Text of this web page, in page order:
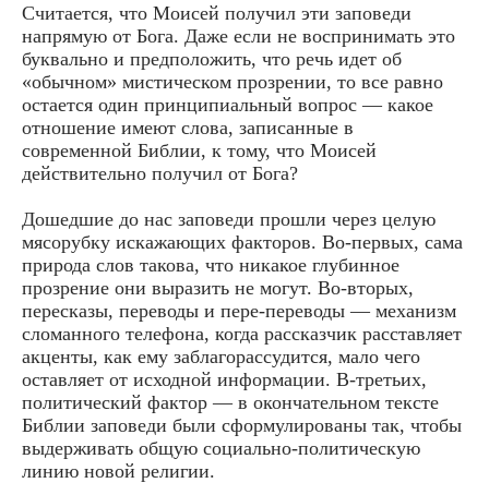
Считается, что Моисей получил эти заповеди
напрямую от Бога. Даже если не воспринимать это
буквально и предположить, что речь идет об
«обычном» мистическом прозрении, то все равно
остается один принципиальный вопрос — какое
отношение имеют слова, записанные в
современной Библии, к тому, что Моисей
действительно получил от Бога?
Дошедшие до нас заповеди прошли через целую
мясорубку искажающих факторов. Во-первых, сама
природа слов такова, что никакое глубинное
прозрение они выразить не могут. Во-вторых,
пересказы, переводы и пере-переводы — механизм
сломанного телефона, когда рассказчик расставляет
акценты, как ему заблагорассудится, мало чего
оставляет от исходной информации. В-третьих,
политический фактор — в окончательном тексте
Библии заповеди были сформулированы так, чтобы
выдерживать общую социально-политическую
линию новой религии.